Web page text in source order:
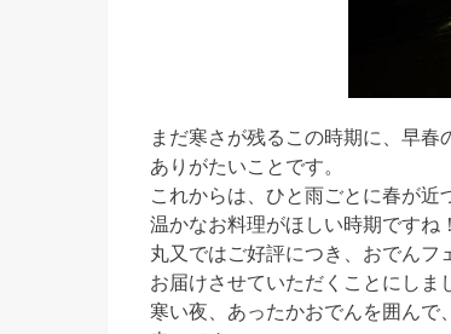
まだ寒さが残るこの時期に、早春
ありがたいことです。
これからは、ひと雨ごとに春が
温かなお料理がほしい時期ですね！
丸又ではご好評につき、おでんフ
お届けさせていただくことにしま
寒い夜、あったかおでんを囲ん